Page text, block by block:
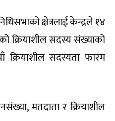
क्षेत्रलाई केन्द्रले १४
क्रियाशील सदस्य संख्याको
क्रियाशील सदस्यता फारम
मतदाता र क्रियाशील